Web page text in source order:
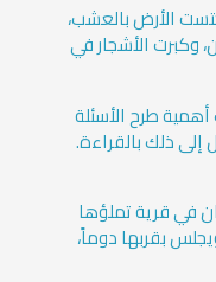
الأرض بالعشب،
وكبرت الأشجار في
أهمية طرح الأسئلة
إلى ذلك بالقراءة.
في قرية تملؤها
بقربها دوماً،